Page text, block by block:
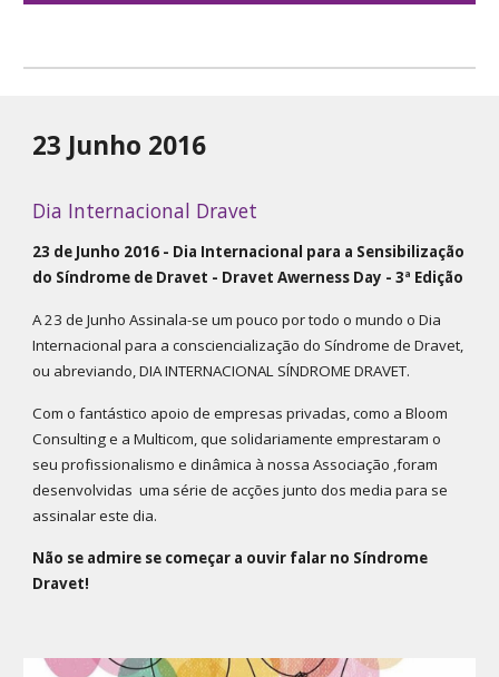
23 Junho 2016
Dia Internacional Dravet
23 de Junho 2016 - Dia Internacional para a Sensibilização
do Síndrome de Dravet - Dravet Awerness Day - 3ª Edição
A 23 de Junho Assinala-se um pouco por todo o mundo o Dia
Internacional para a consciencialização do Síndrome de Dravet,
ou abreviando, DIA INTERNACIONAL SÍNDROME DRAVET.
Com o fantástico apoio de empresas privadas, como a Bloom
Consulting e a Multicom, que solidariamente emprestaram o
seu profissionalismo e dinâmica à nossa Associação ,foram
desenvolvidas uma série de acções junto dos media para se
assinalar este dia.
Não se admire se começar a ouvir falar no Síndrome
Dravet!